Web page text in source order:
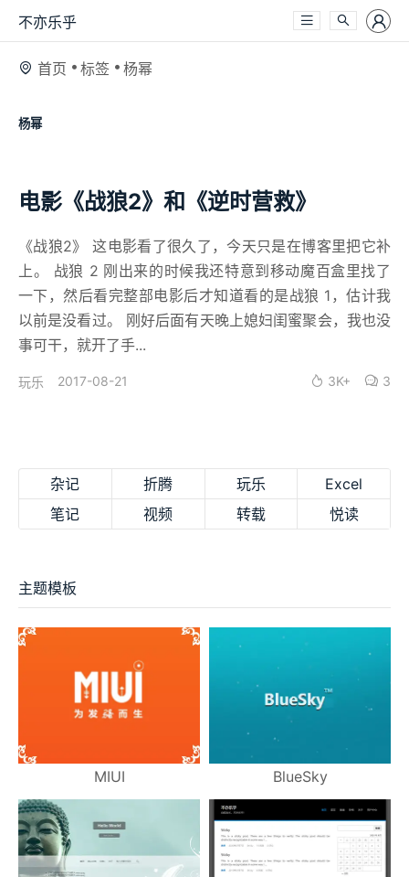
不亦乐乎
首页 标签 杨幂
杨幂
电影《战狼2》和《逆时营救》
《战狼2》 这电影看了很久了，今天只是在博客里把它补
上。 战狼 2 刚出来的时候我还特意到移动魔百盒里找了
一下，然后看完整部电影后才知道看的是战狼 1，估计我
以前是没看过。 刚好后面有天晚上媳妇闺蜜聚会，我也没
事可干，就开了手...
玩乐 2017-08-21 3K+ 3
杂记 折腾 玩乐
Excel
笔记
视频 转载 悦读
主题模板
MIUI BlueSky